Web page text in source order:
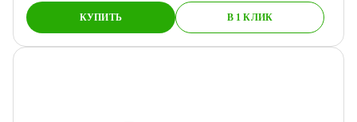
КУПИТЬ В 1 КЛИК